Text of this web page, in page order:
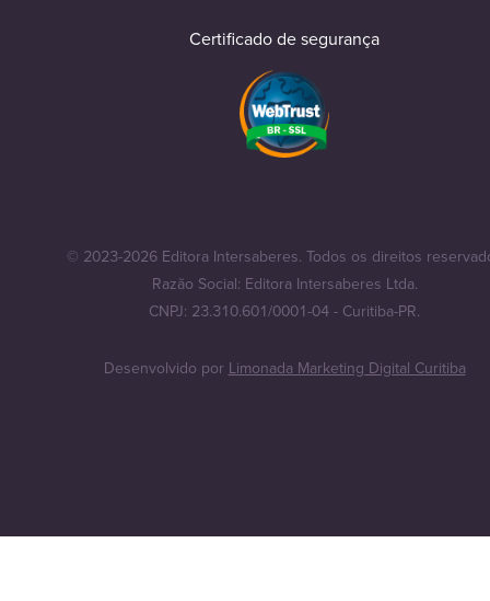
Certificado de segurança
© 2023-2026 Editora Intersaberes. Todos os direitos
Razão Social: Editora Intersaberes Ltda.
CNPJ: 23.310.601/0001-04 - Curitiba-PR.
Desenvolvido por Limonada Marketing Digital Curitiba